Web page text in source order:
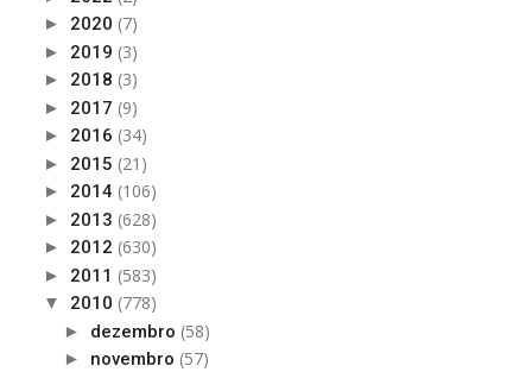
► 2020 (7)
► 2019 (3)
► 2018 (3)
► 2017 (9)
► 2016 (34)
► 2015 (21)
► 2014 (106)
► 2013 (628)
► 2012 (630)
► 2011 (583)
▼ 2010 (778)
► dezembro (58)
► novembro (57)